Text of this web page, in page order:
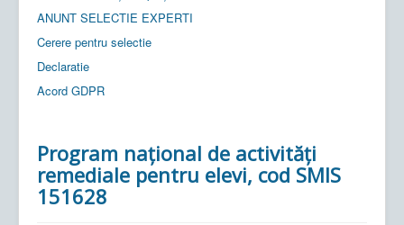
ANUNT SELECTIE EXPERTI
Cerere pentru selectie
Declaratie
Acord GDPR
Program național de activități
remediale pentru elevi, cod SMIS
151628